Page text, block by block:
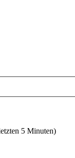
5 Minuten)